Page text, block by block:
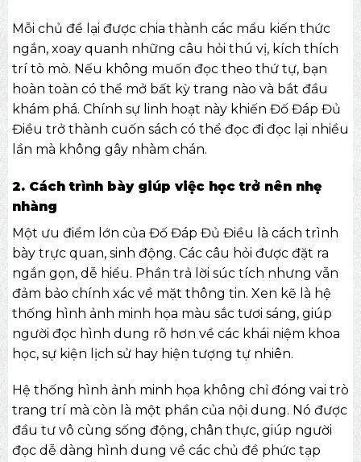
Mỗi chủ đề lại được chia thành các mẩu kiến thức
ngắn, xoay quanh những câu hỏi thú vị, kích thích
trí tò mò. Nếu không muốn đọc theo thứ tự, bạn
hoàn toàn có thể mở bất kỳ trang nào và bắt đầu
khám phá. Chính sự linh hoạt này khiến Đố Đáp Đủ
Điều trở thành cuốn sách có thể đọc đi đọc lại nhiều
lần mà không gây nhàm chán.
2. Cách trình bày giúp việc học trở nên nhẹ
nhàng
Một ưu điểm lớn của Đố Đáp Đủ Điều là cách trình
bày trực quan, sinh động. Các câu hỏi được đặt ra
ngắn gọn, dễ hiểu. Phần trả lời súc tích nhưng vẫn
đảm bảo chính xác về mặt thông tin. Xen kẽ là hệ
thống hình ảnh minh họa màu sắc tươi sáng, giúp
người đọc hình dung rõ hơn về các khái niệm khoa
học, sự kiện lịch sử hay hiện tượng tự nhiên.
Hệ thống hình ảnh minh họa không chỉ đóng vai trò
trang trí mà còn là một phần của nội dung. Nó được
đầu tư vô cùng sống động, chân thực, giúp người
đọc dễ dàng hình dung về các chủ đề phức tạp